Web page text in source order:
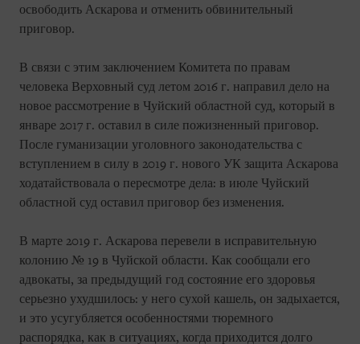
освободить Аскарова и отменить обвинительный
приговор.
В связи с этим заключением Комитета по правам
человека Верховный суд летом 2016 г. направил дело на
новое рассмотрение в Чуйский областной суд, который в
январе 2017 г. оставил в силе пожизненный приговор.
После гуманизации уголовного законодательства с
вступлением в силу в 2019 г. нового УК защита Аскарова
ходатайствовала о пересмотре дела: в июле Чуйский
областной суд оставил приговор без изменения.
В марте 2019 г. Аскарова перевели в исправительную
колонию № 19 в Чуйской области. Как сообщали его
адвокаты, за предыдущий год состояние его здоровья
серьезно ухудшилось: у него сухой кашель, он задыхается,
и это усугубляется особенностями тюремного
распорядка, как в ситуациях, когда приходится долго